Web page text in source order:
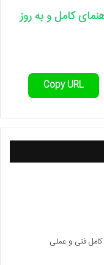
کامل و به روز
Copy URL
کامل فنی و عملی